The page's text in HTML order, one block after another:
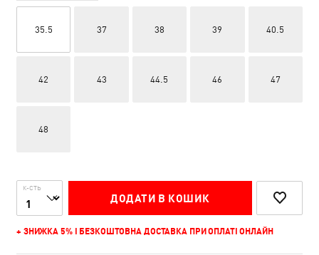
35.5 37 38 39 40.5
42 43 44.5 46 47
48
К-СТЬ
ДОДАТИ В КОШИК
+ ЗНИЖКА 5% І БЕЗКОШТОВНА ДОСТАВКА ПРИ ОПЛАТІ ОНЛАЙН